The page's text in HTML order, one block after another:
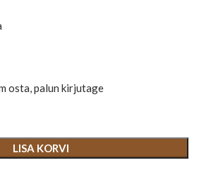
osta, palun kirjutage
LISA KORVI